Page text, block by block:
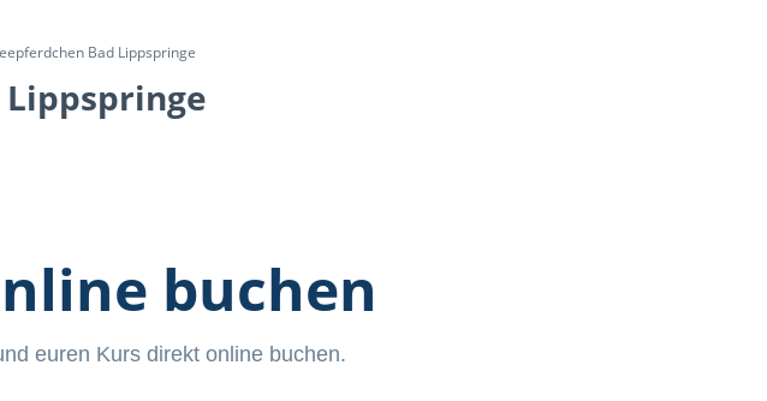
Bad Lippspringe
buchen
euren Kurs direkt online buchen.